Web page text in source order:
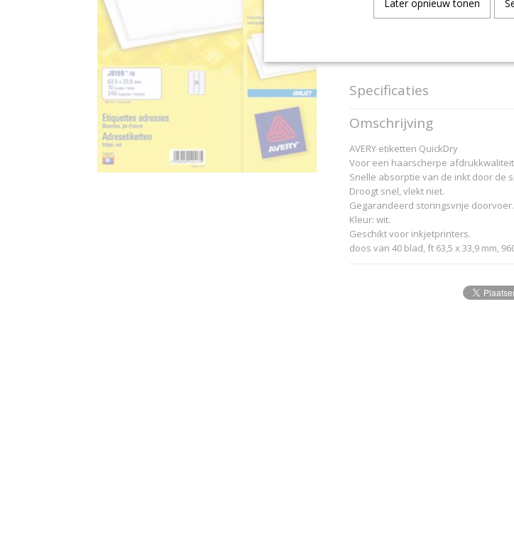
Specificaties
Productcode
EAN code
Productcode leverancier
Omschrijving
AVERY etiketten QuickDry
Voor een haarscherpe
Snelle absorptie van de inkt door de
Droogt snel, vlekt niet.
Gegarandeerd storingsvrije doorvoer.
Kleur: wit.
Geschikt voor inkjetprinters.
doos van 40 blad, ft 63,5 x 33,9 mm,
Later opnieuw tonen